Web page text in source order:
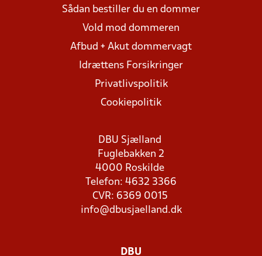
Sådan bestiller du en dommer
Vold mod dommeren
Afbud + Akut dommervagt
Idrættens Forsikringer
Privatlivspolitik
Cookiepolitik
DBU Sjælland
Fuglebakken 2
4000 Roskilde
Telefon: 4632 3366
CVR: 6369 0015
info@dbusjaelland.dk
DBU